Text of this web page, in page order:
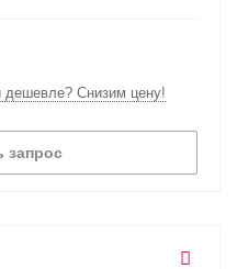
дешевле? Снизим цену!
запрос